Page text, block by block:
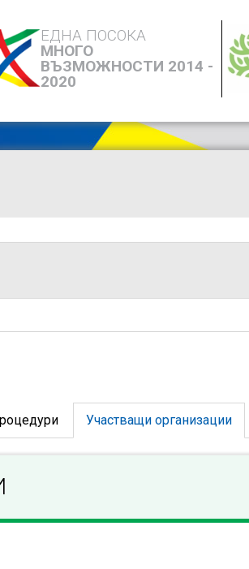
ЕДНА ПОСОКА
МНОГО
ВЪЗМОЖНОСТИ 2014 -
2020
Участващи организации